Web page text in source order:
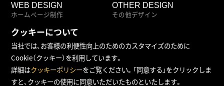
クッキーについて
当社では、お客様の利便性向上のためのカスタマイズのために
Cookie（クッキー）を利用しています。
詳細はクッキーポリシーをご覧ください。「同意する」をクリックしま
すと、クッキーの使用に同意いただいたものといたします。
WEB DESIGN
ホームページ制作
OTHER DESIGN
その他デザイン
SITE MAP PRIVACY POLICY
©weSKA.jp